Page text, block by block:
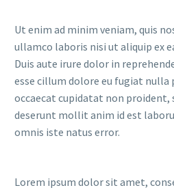
Ut enim ad minim veniam, quis
ullamco laboris nisi ut aliquip ex
Duis aute irure dolor in
esse cillum dolore eu fugiat nulla
occaecat cupidatat non proident,
deserunt mollit anim id est
omnis iste natus error.
Lorem ipsum dolor sit amet,